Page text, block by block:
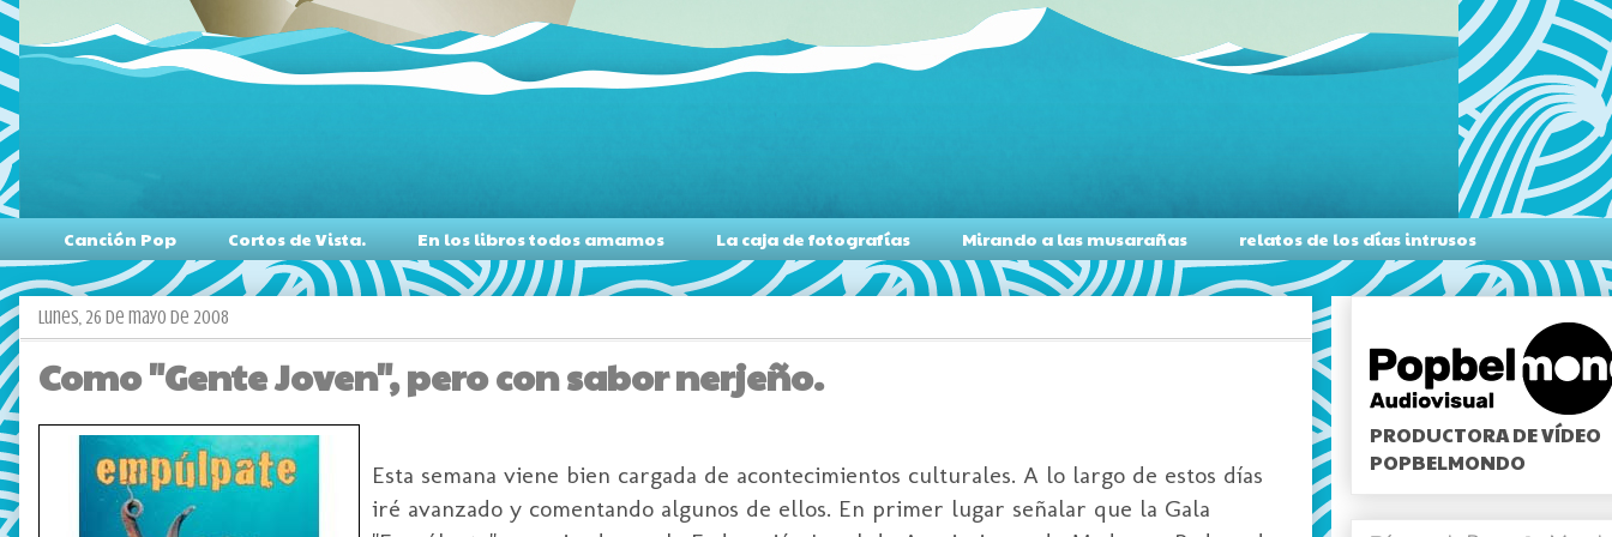
Canción Pop Cortos de Vista. En los libros todos amamos La caja de fotografías Mirando a las musarañas relatos de los días intrusos
lunes, 26 de mayo de 2008
Como "Gente Joven", pero con sabor nerjeño.
Esta semana viene bien cargada de acontecimientos culturales. A lo largo de estos días
iré avanzado y comentando algunos de ellos. En primer lugar señalar que la Gala
PRODUCTORA DE VÍDEO
POPBELMONDO